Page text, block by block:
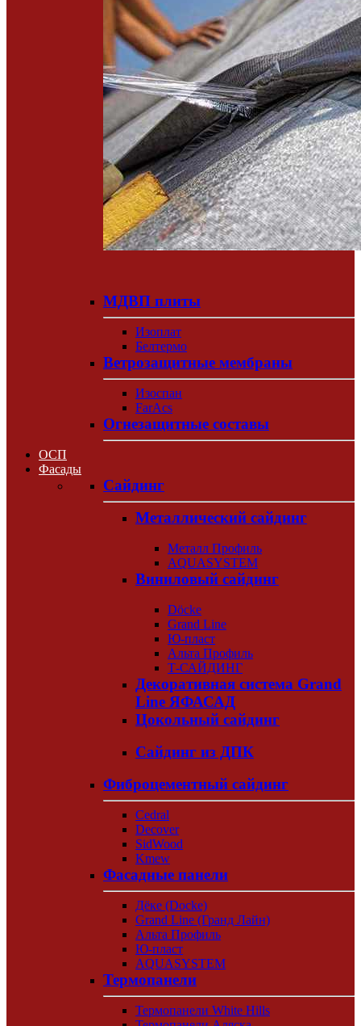
МДВП плиты
Изоплат
Белтермо
Ветрозащитные мембраны
Изоспан
FarAcs
Огнезащитные составы
ОСП
Фасады
Сайдинг
Металлический сайдинг
Металл Профиль
AQUASYSTEM
Виниловый сайдинг
Döcke
Grand Line
Ю-пласт
Альта Профиль
Т-САЙДИНГ
Декоративная система Grand
Line ЯФАСАД
Цокольный сайдинг
Сайдинг из ДПК
Фиброцементный сайдинг
Cedral
Decover
SidWood
Kmew
Фасадные панели
Дёке (Docke)
Grand Line (Гранд Лайн)
Альта Профиль
Ю-пласт
AQUASYSTEM
Термопанели
Термопанели White Hills